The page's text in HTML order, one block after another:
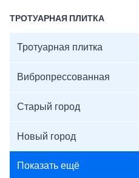
ТРОТУАРНАЯ ПЛИТКА
Тротуарная плитка
Вибропрессованная
Старый город
Новый город
Показать ещё